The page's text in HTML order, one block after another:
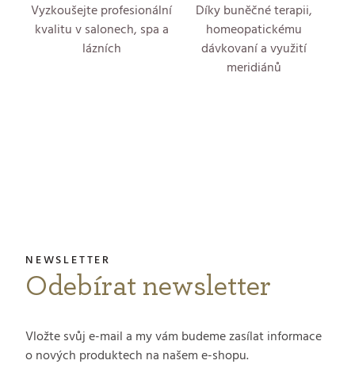
Vyzkoušejte profesionální
kvalitu v salonech, spa a
lázních
Díky buněčné terapii,
homeopatickému
dávkovaní a využití
meridiánů
Odebírat newsletter
Vložte svůj e-mail a my vám budeme zasílat informace
o nových produktech na našem e-shopu.